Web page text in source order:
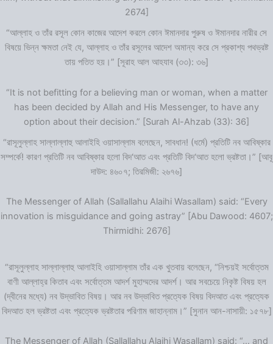
2674]
“আল্লাহ ও তাঁর রসূল কোন কাজের আদেশ করলে কোন ঈমানদার পুরুষ ও ঈমানদার নারীর সে
বিষয়ে ভিন্ন ক্ষমতা নেই যে, আল্লাহ ও তাঁর রসূলের আদেশ অমান্য করে সে প্রকাশ্য পথভ্রষ্ট
তায় পতিত হয়।” [সূরাহ আল আহযাব (৩৩): ৩৬]
“It is not befitting for a believing man or woman, when a matter
has been decided by Allah and His Messenger, to have any
option about their decision.” [Surah Al-Ahzab (33): 36]
“রাসূলুল্লাহ সাল্লাল্লাহু আলাইহি ওয়াসাল্লাম বলেছেন, সাবধান! (ধর্মে) প্রতিটি নব আবিষ্কার
সম্পর্কে! কারণ প্রতিটি নব আবিষ্কার হলো বিদ‘আত এবং প্রতিটি বিদ‘আত হলো ভ্রষ্টতা।” [আবূ
দাউদ: ৪৬০৭; তিরমিজী: ২৬৭৬]
The Messenger of Allah (Sallallahu Alaihi Wasallam) said: “Every
innovation is misguidance and going astray” [Abu Dawood: 4607;
Thirmidhi: 2676]
“রাসূলুল্লাহ সাল্লাল্লাহু আলাইহি ওয়াসাল্লাম তাঁর এক খুতবায় বলেছেন, “নিশ্চয়ই সর্বোত্তম
বাণী আল্লাহ্‌র কিতাব এবং সর্বোত্তম আদর্শ মুহাম্মদের আদর্শ। আর সবচেয়ে নিকৃষ্ট বিষয় হল
(দ্বীনের মধ্যে) নব উদ্ভাবিত বিষয়। আর নব উদ্ভাবিত প্রত্যেক বিষয় বিদআত এবং প্রত্যেক
বিদআত হল ভ্রষ্টতা এবং প্রত্যেক ভ্রষ্টতার পরিণাম জাহান্নাম।” [সুনান আন-নাসায়ী: ১৫৭৮]
The Messenger of Allah (Sallallahu Alaihi Wasallam) said: “… and